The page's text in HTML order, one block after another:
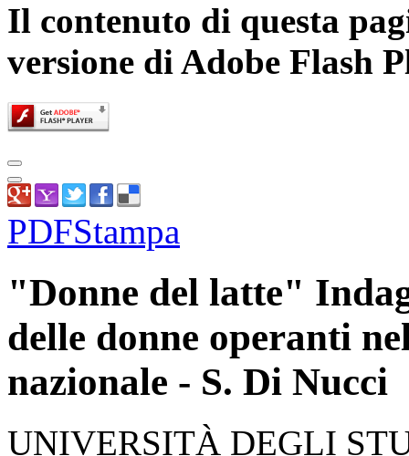
Il contenuto di questa
versione di Adobe Flash
PDFStampa
"Donne del latte"
delle donne operanti
nazionale - S. Di Nucci
UNIVERSITÀ DEGLI